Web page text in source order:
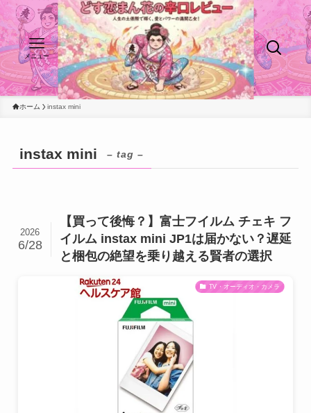
メニュー
ホーム instax mini
instax mini – tag –
【買って後悔？】富士フイルム チェキ フ
イルム instax mini JP1は届かない？遅延
と梱包の絶望を乗り越える賢者の選択
2026
6/28
TV・オーディオ・カメラ